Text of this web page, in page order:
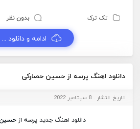
تک ترک بدون نظر
ادامه و دانلود ...
دانلود اهنگ پرسه از حسین حصارکی
تاریخ انتشار : 8 سپتامبر 2022
دانلود اهنگ جدید پرسه از